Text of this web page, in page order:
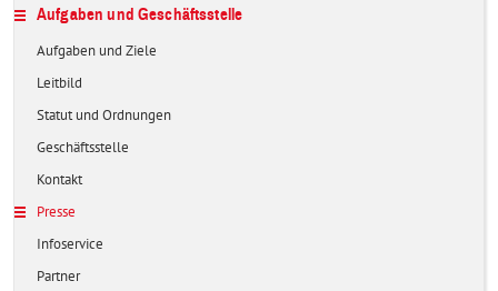
Aufgaben und Geschäftsstelle
Aufgaben und Ziele
Leitbild
Statut und Ordnungen
Geschäftsstelle
Kontakt
Presse
Infoservice
Partner